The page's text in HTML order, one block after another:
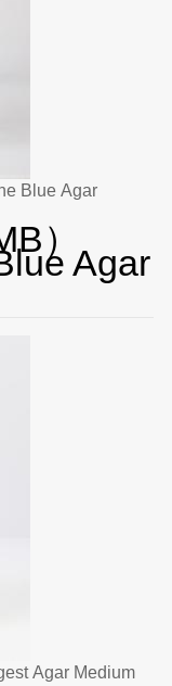
Blue Agar
）
Agar
Agar Medium